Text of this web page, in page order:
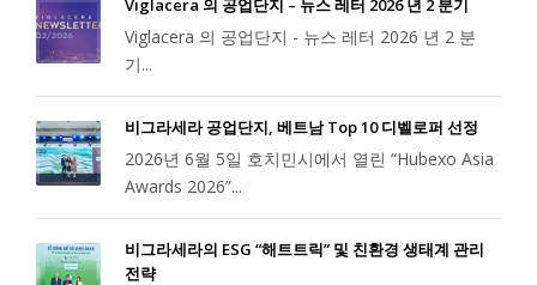
Viglacera 의 공업단지 – 뉴스 레터 2026 년 2 분기
Viglacera 의 공업단지 - 뉴스 레터 2026 년 2 분
기...
비그라세라 공업단지, 베트남 Top 10 디벨로퍼 선정
2026년 6월 5일 호치민시에서 열린 “Hubexo Asia
Awards 2026”...
비그라세라의 ESG “해트트릭” 및 친환경 생태계 관리
전략